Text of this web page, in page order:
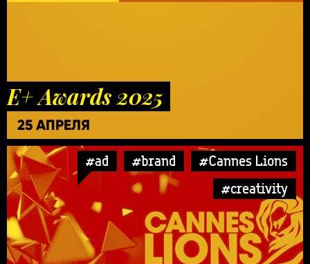
E+ Awards 2025
25 АПРЕЛЯ
#ad #brand
#Cannes Lions
#creativity